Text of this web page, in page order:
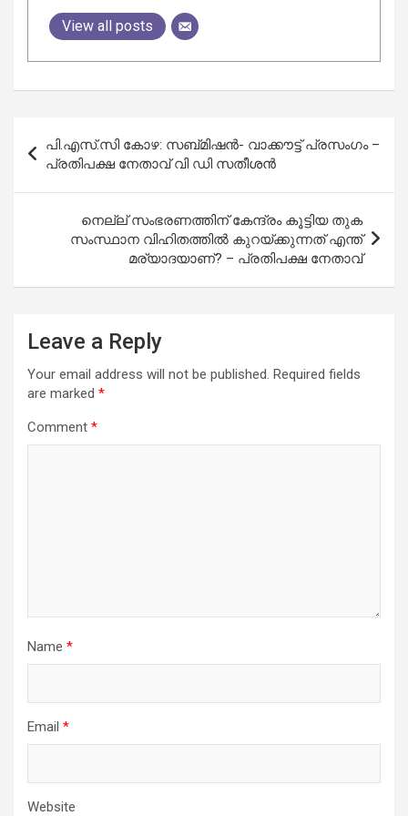
View all posts
navigation
പി.എസ്.സി കോഴ: സബ്മിഷന്‍- വാക്കൗട്ട് പ്രസംഗം –
പ്രതിപക്ഷ നേതാവ് വി ഡി സതീശന്‍
നെല്ല് സംഭരണത്തിന് കേന്ദ്രം കൂട്ടിയ തുക
സംസ്ഥാന വിഹിതത്തില്‍ കുറയ്ക്കുന്നത് എന്ത്
മര്യാദയാണ്? – പ്രതിപക്ഷ നേതാവ്
Leave a Reply
Your email address will not be published. Required fields
are marked *
Comment *
Name *
Email *
Website